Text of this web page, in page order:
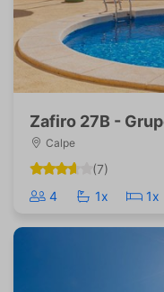
Zafiro 27B -
Calpe
(7)
4
1x 1x